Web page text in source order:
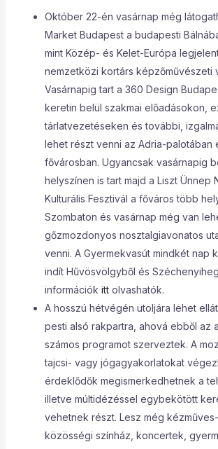
Október 22-én vasárnap még
Market Budapest a budapesti
mint Közép- és Kelet-Európa
nemzetközi kortárs képzőművészeti
Vasárnapig tart a 360 Design
keretin belül szakmai előadásokon,
tárlatvezetéseken és további,
lehet részt venni az Adria-palotában
fővárosban. Ugyancsak vasárnapig
helyszínen is tart majd a Liszt Ünnep
Kulturális Fesztivál a főváros több
Szombaton és vasárnap még van
gőzmozdonyos nosztalgiavonatos
venni. A Gyermekvasút mindkét nap
indít Hűvösvölgyből és
információk ittolvashatók.
A hosszú hétvégén utoljára lehet
pesti alsó rakpartra, ahová ebből az
számos programot szerveztek. A
tajcsi- vagy jógagyakorlatokat
érdeklődők megismerkedhetnek a
illetve múltidézéssel egybekötött
vehetnek részt. Lesz még
közösségi színház, koncertek,